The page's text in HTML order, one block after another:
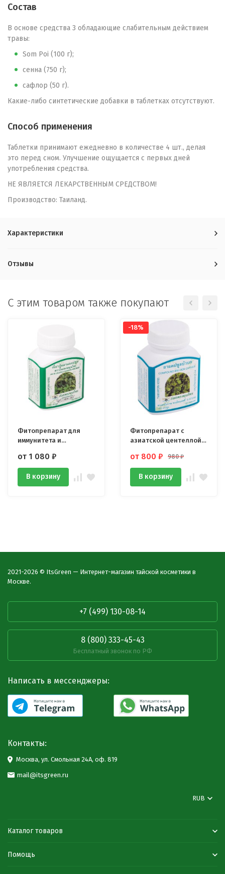
Состав
В основе средства 3 обладающие слабительным действием
травы:
Som Poi (100 г);
сенна (750 г);
сафлор (50 г).
Какие-либо синтетические добавки в таблетках отсутствуют.
Способ применения
Таблетки принимают ежедневно в количестве 4 шт., делая
это перед сном. Улучшение ощущается с первых дней
употребления средства.
НЕ ЯВЛЯЕТСЯ ЛЕКАРСТВЕННЫМ СРЕДСТВОМ!
Производство: Таиланд.
Характеристики
Отзывы
C этим товаром также покупают
Фитопрепарат для
иммунитета и
Джиагулан 100 капсул
от 1 080 ₽
В корзину
-18%
Фитопрепарат с
азиатской центеллой
от 800 ₽ 980₽
В корзину
2021-2026 © ItsGreen — Интернет-магазин тайской косметики в
Москве.
+7 (499) 130-08-14
8 (800) 333-45-43
Бесплатный звонок по РФ
Написать в мессенджеры:
Контакты:
Москва, ул. Смольная 24А, оф. 819
mail@itsgreen.ru
RUB
Каталог товаров
Помощь